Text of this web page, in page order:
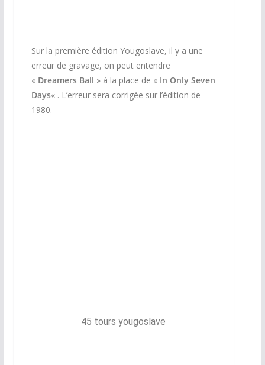
Sur la première édition Yougoslave, il y a une
erreur de gravage, on peut entendre
« Dreamers Ball » à la place de « In Only Seven
Days« . L’erreur sera corrigée sur l’édition de
1980.
45 tours yougoslave